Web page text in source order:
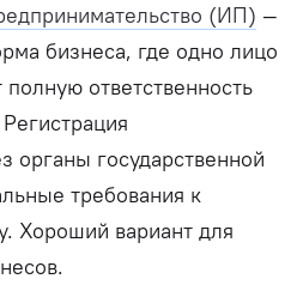
(ИП) —
бизнеса, где одно лицо
ответственность
органы государственной
требования к
Хороший вариант для